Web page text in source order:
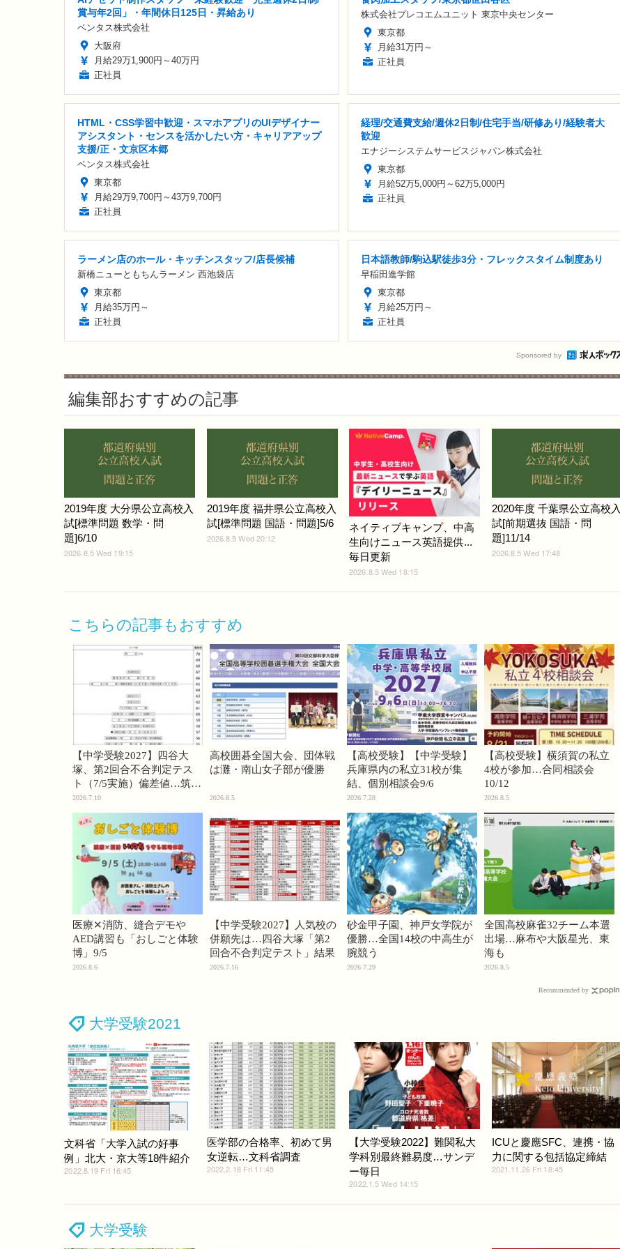
賞与年2回」・年間休日125日・昇給あり
ベンタス株式会社
大阪府
月給29万1,900円～40万円
正社員
株式会社プレコエムユニット 東京中央センター
東京都
月給31万円～
正社員
HTML・CSS学習中歓迎・スマホアプリのUIデザイナー
アシスタント・センスを活かしたい方・キャリアアップ
支援/正・文京区本郷
ベンタス株式会社
東京都
月給29万9,700円～43万9,700円
正社員
経理/交通費支給/週休2日制/住宅手当/研修あり/経験者大
歓迎
エナジーシステムサービスジャパン株式会社
東京都
月給52万5,000円～62万5,000円
正社員
ラーメン店のホール・キッチンスタッフ/店長候補
新橋ニューともちんラーメン 西池袋店
東京都
月給35万円～
正社員
日本語教師/駒込駅徒歩3分・フレックスタイム制度あり
早稲田進学館
東京都
月給25万円～
正社員
Sponsored by
編集部おすすめの記事
2019年度 大分県公立高校入
試[標準問題 数学・問
題]6/10
2026.8.5 Wed 19:15
2019年度 福井県公立高校入
試[標準問題 国語・問題]5/6
2026.8.5 Wed 20:12
ネイティブキャンプ、中高
生向けニュース英語提供...
毎日更新
2026.8.5 Wed 18:15
2020年度 千葉県公立高校入
試[前期選抜 国語・問
題]11/14
2026.8.5 Wed 17:48
こちらの記事もおすすめ
【中学受験2027】四谷大
塚、第2回合不合判定テス
ト（7/5実施）偏差値…筑駒
74・桜蔭70＜PR＞
2026.7.10
高校囲碁全国大会、団体戦
は灘・南山女子部が優勝
2026.8.5
【高校受験】【中学受験】
兵庫県内の私立31校が集
結、個別相談会9/6
2026.7.28
【高校受験】横須賀の私立
4校が参加…合同相談会
10/12
2026.8.5
医療✕消防、縫合デモや
AED講習も「おしごと体験
博」9/5
2026.8.6
【中学受験2027】人気校の
併願先は…四谷大塚「第2
回合不合判定テスト」結果
2026.7.16
砂金甲子園、神戸女学院が
優勝…全国14校の中高生が
腕競う
2026.7.29
全国高校麻雀32チーム本選
出場…麻布や大阪星光、東
海も
2026.8.5
Recommended by
大学受験2021
文科省「大学入試の好事
例」北大・京大等18件紹介
2022.8.19 Fri 16:45
医学部の合格率、初めて男
女逆転…文科省調査
2022.2.18 Fri 11:45
【大学受験2022】難関私大
学科別最終難易度…サンデ
ー毎日
2022.1.5 Wed 14:15
ICUと慶應SFC、連携・協
力に関する包括協定締結
2021.11.26 Fri 18:45
大学受験